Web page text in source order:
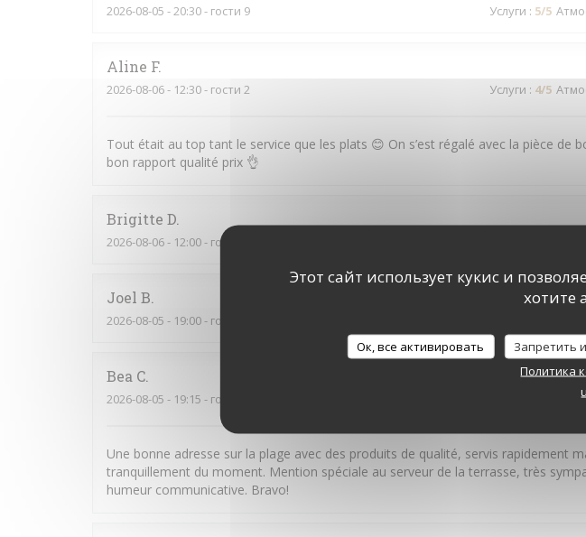
Этот сайт использует кукис и
хотите
Ок, все активировать Запретить
Политика
2026-08-05 - 20:30 - гости 9 Услуги : 5/5
Aline F
2026-08-06- 12:30 - гости 2 Услуги : 4/5
Tout était au top tant le service que les plats 😊 On s’est régalé avec la pièce de
bon rapport qualité prix 👌
Brigitte D
2026-08-06- 12:00 - гости 2
Joel B
2026-08-05 - 19:00 - гости 2
Bea C
2026-08-05 - 19:15 - гости 2
Une bonne adresse sur la plage avec des produits de qualité, servis rapidement
tranquillement du moment. Mention spéciale au serveur de la terrasse, très
humeur communicative. Bravo!